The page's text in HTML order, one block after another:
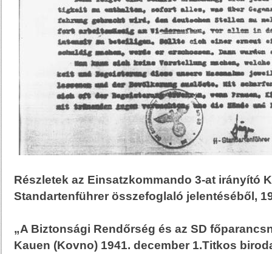
Részletek az Einsatzkommando 3-at irányító
Standartenführer összefoglaló jelentéséből,
„A Biztonsági Rendőrség és az SD
Kauen (Kovno) 1941. december 1.Titkos